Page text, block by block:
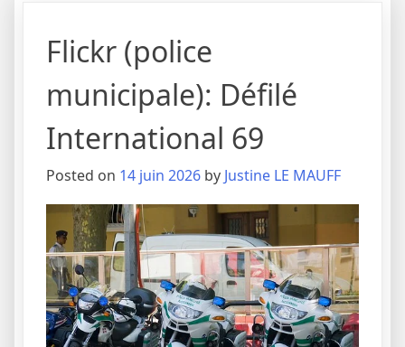
Flickr (police
municipale): Défilé
International 69
Posted on 14 juin 2026 by Justine LE MAUFF